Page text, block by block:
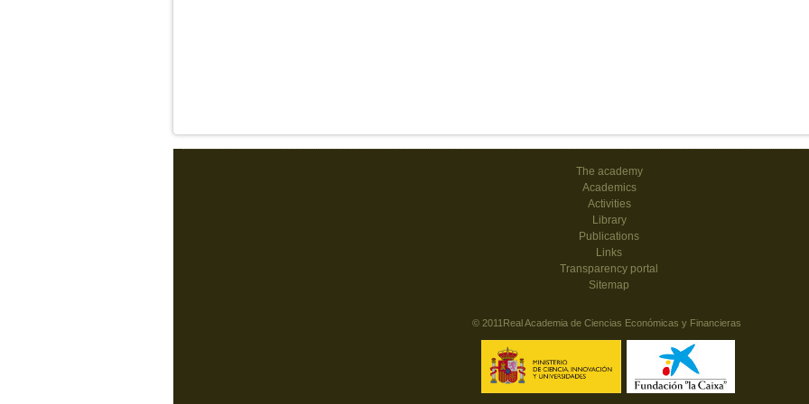
The academy
Academics
Activities
Library
Publications
Links
Transparency portal
Sitemap
© 2011Real Academia de Ciencias Económicas y Financieras